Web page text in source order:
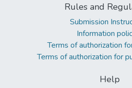
Rules and
Submission
Information
Terms of authorization
Terms of authorization for
Help